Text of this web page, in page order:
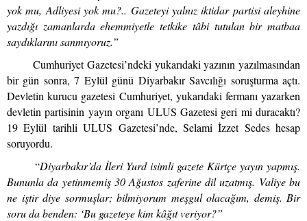
yok mu, Adliyesi yok mu?.. Gazeteyi yalnız iktidar partisi aleyhine
yazdığı zamanlarda ehemmiyetle tetkike tâbi tutulan bir matbaa
saydıklarını sanmıyoruz.”
Cumhuriyet Gazetesi’ndeki yukarıdaki yazının yazılmasından
bir gün sonra, 7 Eylül günü Diyarbakır Savcılığı soruşturma açtı.
Devletin kurucu gazetesi Cumhuriyet, yukarıdaki fermanı yazarken
devletin partisinin yayın organı ULUS Gazetesi geri mi duracaktı?
19 Eylül tarihli ULUS Gazetesi’nde, Selami İzzet Sedes hesap
soruyordu.
“Diyarbakır’da İleri Yurd isimli gazete Kürtçe yayın yapmış.
Bununla da yetinmemiş 30 Ağustos zaferine dil uzatmış. Valiye bu
ne iştir diye sormuşlar; bilmiyorum meşgul olacağım, demiş. Bir
soru da benden: ‘Bu gazeteye kim kâğıt veriyor?”